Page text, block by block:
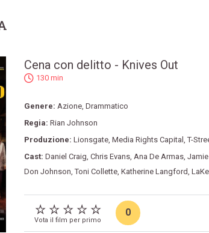
Cena con delitto - Knives Out
130 min
Genere: Azione, Drammatico
Regia: Rian Johnson
Produzione: Lionsgate, Media Rights Capital ,T-
Cast: Daniel Craig, Chris Evans, Ana De Armas,
Don Johnson,Toni Collette, Katherine Langford,
Vota il film per primo
0